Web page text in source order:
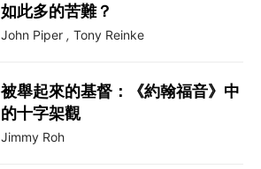
如此多的苦難？
John Piper , Tony Reinke
被舉起來的基督：《約翰福音》中
的十字架觀
Jimmy Roh